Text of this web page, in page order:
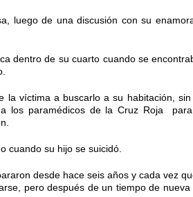
luego de una discusión con su
dentro de su cuarto cuando se
víctima a buscarlo a su habitación, sin
los paramédicos de la Cruz Roja
cuando su hijo se suicidó.
desde hace seis años y cada vez
pero después de un tiempo de nueva